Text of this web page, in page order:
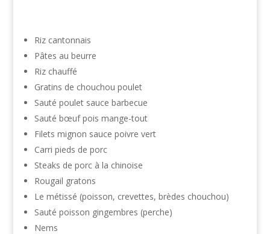
Riz cantonnais
Pâtes au beurre
Riz chauffé
Gratins de chouchou poulet
Sauté poulet sauce barbecue
Sauté bœuf pois mange-tout
Filets mignon sauce poivre vert
Carri pieds de porc
Steaks de porc à la chinoise
Rougail gratons
Le métissé (poisson, crevettes, brèdes chouchou)
Sauté poisson gingembres (perche)
Nems